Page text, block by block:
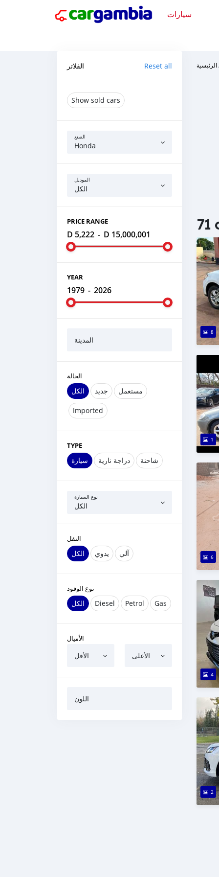
سيارات
الفلاتر Reset all
Show sold cars
الصنع
Honda
الموديل
الكل
PRICE RANGE
D 5,222 - D 15,000,001
YEAR
1979 - 2026
المدينة
الحالة
الكل جديد مستعمل
Imported
TYPE
سيارة دراجة نارية شاحنة
نوع السيارة
الكل
النقل
الكل يدوي آلي
نوع الوقود
الكل Diesel Petrol Gas
الأميال
الأقل الأعلى
اللون
الرئيسية
71
8
1
6
4
2